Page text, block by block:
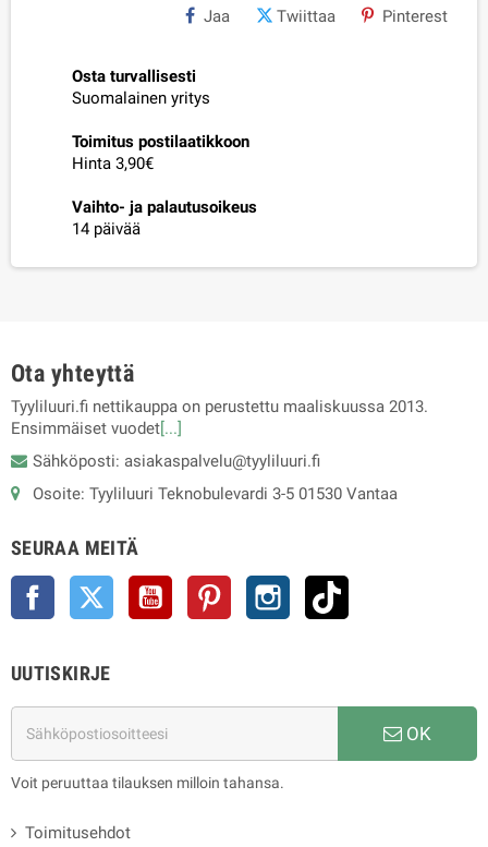
Jaa Twiittaa Pinterest
Osta turvallisesti
Suomalainen yritys
Toimitus postilaatikkoon
Hinta 3,90€
Vaihto- ja palautusoikeus
14 päivää
Ota yhteyttä
Tyyliluuri.fi nettikauppa on perustettu maaliskuussa 2013.
Ensimmäiset vuodet[...]
Sähköposti: asiakaspalvelu@tyyliluuri.fi
Osoite: Tyyliluuri Teknobulevardi 3-5 01530 Vantaa
SEURAA MEITÄ
Facebook Twitter YouTube Pinterest Instagram
UUTISKIRJE
OK
Voit peruuttaa tilauksen milloin tahansa.
Toimitusehdot